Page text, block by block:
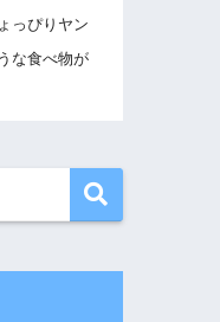
っぴりヤン
な食べ物が